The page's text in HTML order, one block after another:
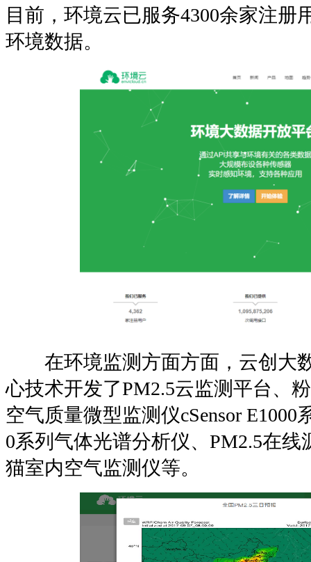
目前，环境云已服务4300余家注册
环境数据。
在环境监测方面方面，云创大
心技术开发了PM2.5云监测平台、
空气质量微型监测仪cSensor E1000
0系列气体光谱分析仪、PM2.5在
猫室内空气监测仪等。